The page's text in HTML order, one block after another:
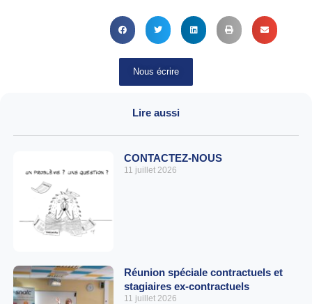
Nous écrire
Lire aussi
CONTACTEZ-NOUS
11 juillet 2026
Réunion spéciale contractuels et
stagiaires ex-contractuels
11 juillet 2026